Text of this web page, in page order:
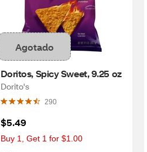
Agotado
Doritos, Spicy Sweet, 9.25 oz
Dorito's
290
$5.49
Buy 1, Get 1 for $1.00